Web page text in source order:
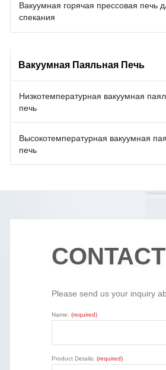
Вакуумная горячая прессовая печь
спекания
Вакуумная Паяльная Печь
Низкотемпературная вакуумная
печь
Высокотемпературная вакуумная
печь
Please send us your inquiry
Name: (required)
Product Details: (required)